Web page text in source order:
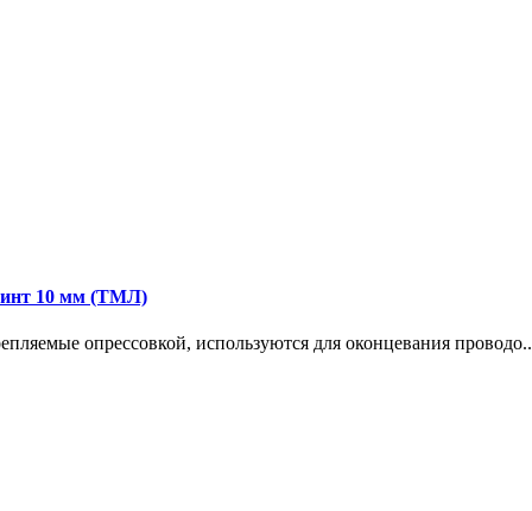
10 мм (ТМЛ)
опрессовкой, используются для оконцевания проводо..